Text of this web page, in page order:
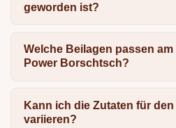
geworden ist?
Welche Beilagen passen
Power Borschtsch?
Kann ich die Zutaten für
variieren?